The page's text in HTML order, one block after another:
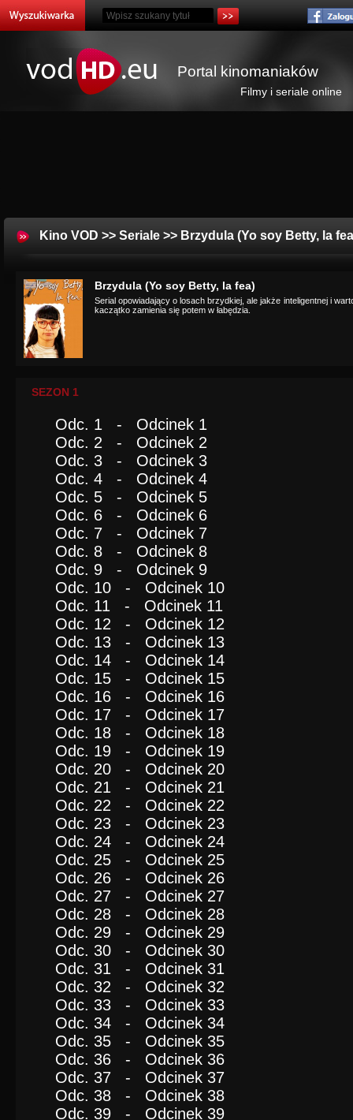
Portal kinomaniaków
Filmy i seriale online
Kino VOD >> Seriale >> Brzydula (Yo soy Betty, la
Brzydula (Yo soy Betty, la fea)
Serial opowiadający o losach brzydkiej, ale jakże inteligentnej i
kaczątko zamienia się potem w łabędzia.
SEZON 1
Odc. 1 - Odcinek 1
Odc. 2 - Odcinek 2
Odc. 3 - Odcinek 3
Odc. 4 - Odcinek 4
Odc. 5 - Odcinek 5
Odc. 6 - Odcinek 6
Odc. 7 - Odcinek 7
Odc. 8 - Odcinek 8
Odc. 9 - Odcinek 9
Odc. 10 - Odcinek 10
Odc. 11 - Odcinek 11
Odc. 12 - Odcinek 12
Odc. 13 - Odcinek 13
Odc. 14 - Odcinek 14
Odc. 15 - Odcinek 15
Odc. 16 - Odcinek 16
Odc. 17 - Odcinek 17
Odc. 18 - Odcinek 18
Odc. 19 - Odcinek 19
Odc. 20 - Odcinek 20
Odc. 21 - Odcinek 21
Odc. 22 - Odcinek 22
Odc. 23 - Odcinek 23
Odc. 24 - Odcinek 24
Odc. 25 - Odcinek 25
Odc. 26 - Odcinek 26
Odc. 27 - Odcinek 27
Odc. 28 - Odcinek 28
Odc. 29 - Odcinek 29
Odc. 30 - Odcinek 30
Odc. 31 - Odcinek 31
Odc. 32 - Odcinek 32
Odc. 33 - Odcinek 33
Odc. 34 - Odcinek 34
Odc. 35 - Odcinek 35
Odc. 36 - Odcinek 36
Odc. 37 - Odcinek 37
Odc. 38 - Odcinek 38
Odc. 39 - Odcinek 39